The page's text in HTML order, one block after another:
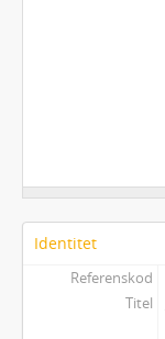
Identitet
Referenskod
Titel